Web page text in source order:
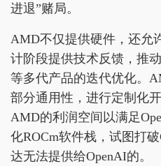
进退”赌局。
AMD不仅提供硬件，还允
计阶段提供技术反馈，推
等多代产品的迭代优化。
部分通用性，进行定制化
AMD的利润空间以满足
化ROCm软件栈，试图打
达无法提供给OpenAI的。